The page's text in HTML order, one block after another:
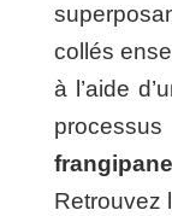
collés
à l’aide
Retrouvez